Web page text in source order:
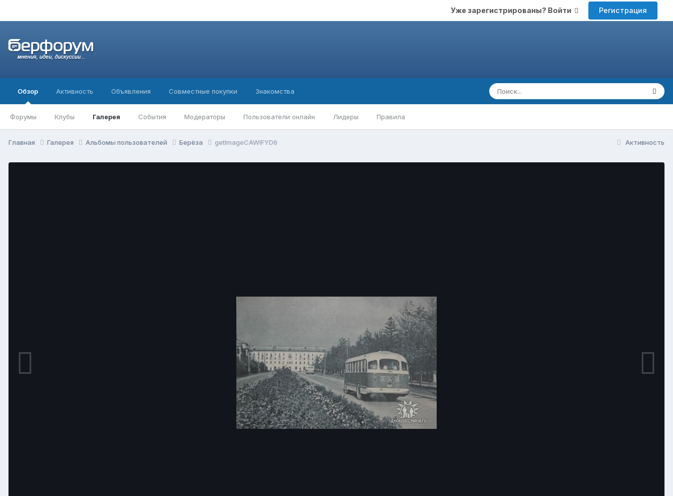
Уже зарегистрированы? Войти Регистрация
Обзор
Форумы Клубы Галерея События Модераторы Пользователи онлайн Лидеры Правила
Активность Объявления Совместные покупки Знакомства
Активность
Главная Галерея Альбомы пользователей Берёза getImageCAWIFYD6